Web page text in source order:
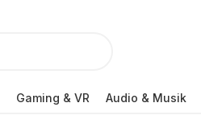
Gaming & VR Audio & Musik